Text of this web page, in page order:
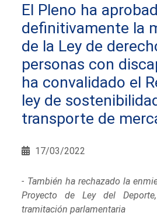
El Pleno ha
definitivamente la
de la Ley de
personas con
ha convalidado el
ley de
transporte de
17/03/2022
- También ha rechazado la
Proyecto de Ley del
tramitación parlamentaria